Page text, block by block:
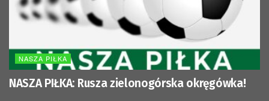
NASZA PIŁKA
NASZA PIŁKA: Rusza zielonogórska okręgówka!